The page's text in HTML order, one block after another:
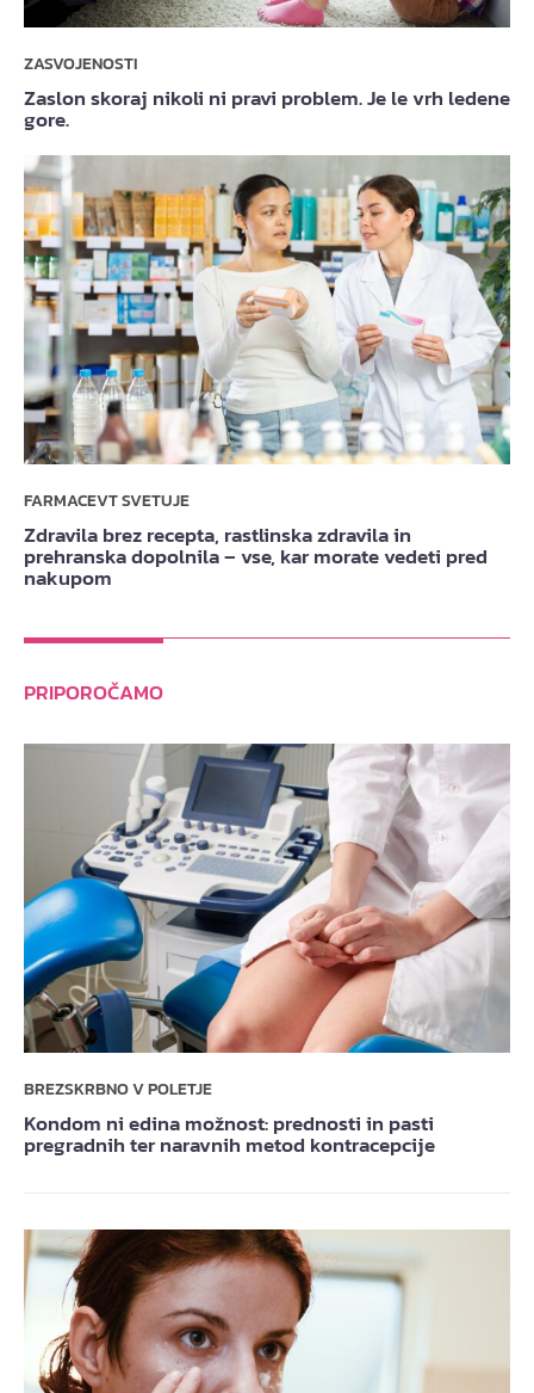
ZASVOJENOSTI
Zaslon skoraj nikoli ni pravi problem. Je le vrh ledene
gore.
FARMACEVT SVETUJE
Zdravila brez recepta, rastlinska zdravila in
prehranska dopolnila – vse, kar morate vedeti pred
nakupom
PRIPOROČAMO
BREZSKRBNO V POLETJE
Kondom ni edina možnost: prednosti in pasti
pregradnih ter naravnih metod kontracepcije